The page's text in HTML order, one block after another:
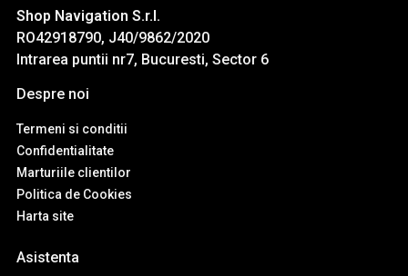
Shop Navigation S.r.l.
RO42918790, J40/9862/2020
Intrarea puntii nr7, Bucuresti, Sector 6
Despre noi
Termeni si conditii
Confidentialitate
Marturiile clientilor
Politica de Cookies
Harta site
Asistenta